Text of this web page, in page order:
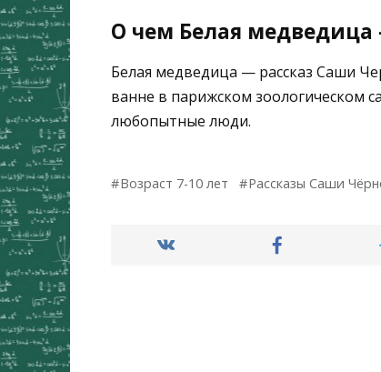
О чем Белая
Белая медведица — рассказ Саши
ванне в парижском зоологическом
любопытные люди.
Возраст 7-10 лет Рассказы Саши